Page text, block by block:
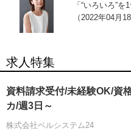
「“いろいろ”
（2022年04月18
求人特集
資料請求受付/未経験OK/資
カ/週3日～
株式会社ベルシステム24